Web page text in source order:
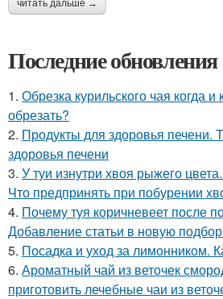
читать дальше →
Последние обновления
1. Обрезка курильского чая когда и
обрезать?
2. Продукты для здоровья печени.
здоровья печени
3. У туи изнутри хвоя рыжего
Что предпринять при побурении
4. Почему туя коричневеет после
Добавление статьи в новую
5. Посадка и уход за лимонником.
6. Ароматный чай из веточек
приготовить лечебные чаи из